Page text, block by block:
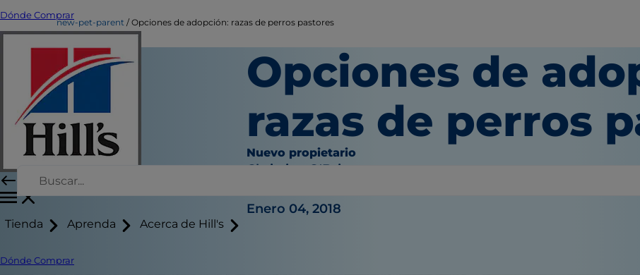
Dónde Comprar
Tienda Aprenda Acerca de Hill's
Dónde Comprar
new-pet-parent Opciones de adopción: razas de perros pastores
Opciones de
razas de perros
Nuevo propietario
Christine O'Brien
Enero 04, 2018